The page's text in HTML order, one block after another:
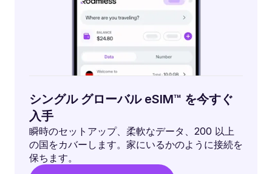
シングル グローバル eSIM™ を今すぐ
入手
瞬時のセットアップ、柔軟なデータ、200 以上
の国をカバーします。家にいるかのように接続を
保ちます。